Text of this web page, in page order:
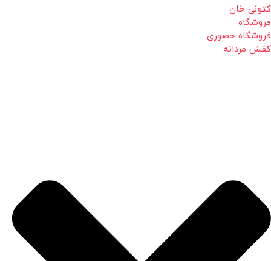
کتونی خان
فروشگاه
فروشگاه حضوری
کفش مردانه